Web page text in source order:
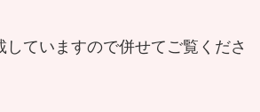
していますので併せてご覧くださ